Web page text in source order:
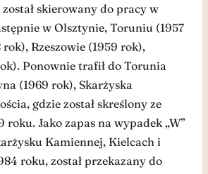
skierowany do pracy w
w Olsztynie, Toruniu (1957
Rzeszowie (1959 rok),
Ponownie trafił do Torunia
(1969 rok), Skarżyska
gdzie został skreślony ze
roku. Jako zapas na wypadek „W”
Kamiennej, Kielcach i
roku, został przekazany do